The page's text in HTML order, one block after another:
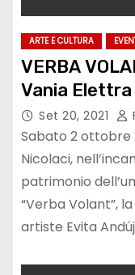
ARTE E CULTURA
VERBA
Vania Elettra
Set 20, 2021
Sabato 2 ottobre
Nicolaci,
patrimonio
“Verba Volant”,
artiste Evita